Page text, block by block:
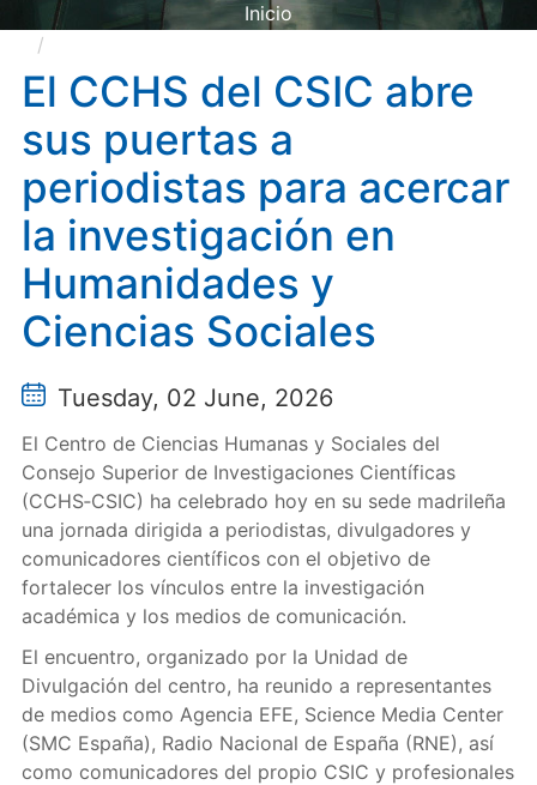
Inicio
para acercar la investigación en Humanidades y
Ciencias Sociales
El CCHS del CSIC abre
sus puertas a
periodistas para acercar
la investigación en
Humanidades y
Ciencias Sociales
Tuesday, 02 June, 2026
El Centro de Ciencias Humanas y Sociales del
Consejo Superior de Investigaciones Científicas
(CCHS‑CSIC) ha celebrado hoy en su sede madrileña
una jornada dirigida a periodistas, divulgadores y
comunicadores científicos con el objetivo de
fortalecer los vínculos entre la investigación
académica y los medios de comunicación.
El encuentro, organizado por la Unidad de
Divulgación del centro, ha reunido a representantes
de medios como Agencia EFE, Science Media Center
(SMC España), Radio Nacional de España (RNE), así
como comunicadores del propio CSIC y profesionales